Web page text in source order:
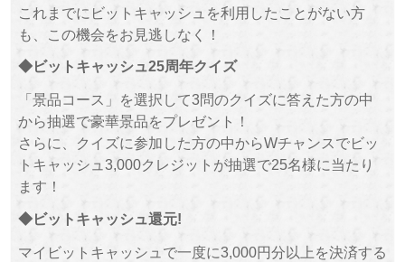
これまでにビットキャッシュを利用したことがない方
も、この機会をお見逃しなく！
◆ビットキャッシュ25周年クイズ
「景品コース」を選択して3問のクイズに答えた方の中
から抽選で豪華景品をプレゼント！
さらに、クイズに参加した方の中からWチャンスでビッ
トキャッシュ3,000クレジットが抽選で25名様に当たり
ます！
◆ビットキャッシュ還元!
マイビットキャッシュで一度に3,000円分以上を決済する